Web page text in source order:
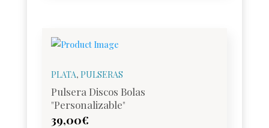
PLATA, PULSERAS
Pulsera Discos Bolas
"personalizable"
39,00€